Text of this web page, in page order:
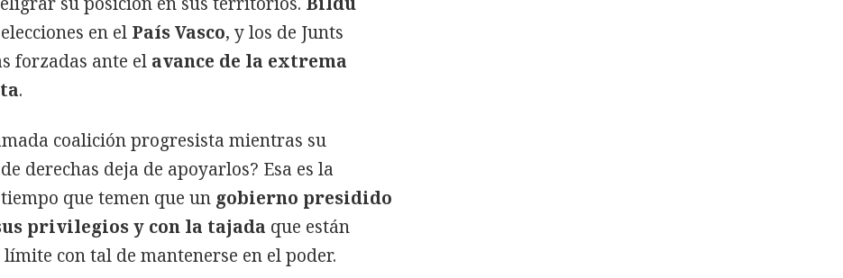
en el País Vasco, y los de Junts
forzadas ante el avance de la extrema
.
coalición progresista mientras su
derechas deja de apoyarlos? Esa es la
que temen que un gobierno presidido
privilegios y con la tajada que están
con tal de mantenerse en el poder.